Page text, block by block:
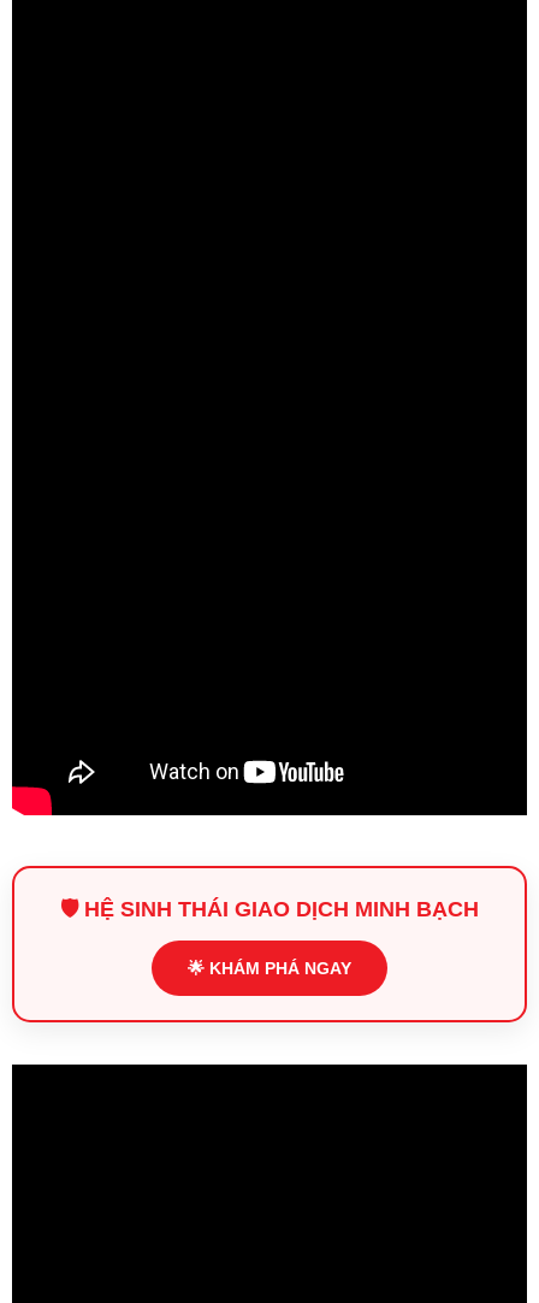
🛡️ HỆ SINH THÁI GIAO DỊCH MINH BẠCH
🌟 KHÁM PHÁ NGAY